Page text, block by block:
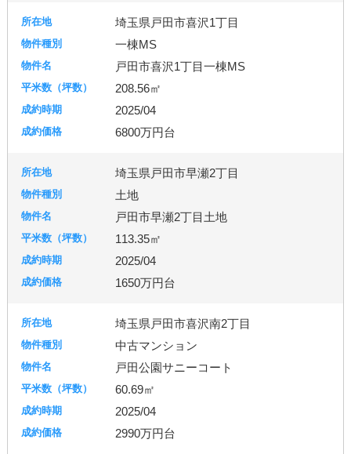
埼玉県戸田市喜沢1丁目
一棟MS
戸田市喜沢1丁目一棟MS
208.56㎡
2025/04
6800万円台
埼玉県戸田市早瀬2丁目
土地
戸田市早瀬2丁目土地
113.35㎡
2025/04
1650万円台
埼玉県戸田市喜沢南2丁目
中古マンション
戸田公園サニーコート
60.69㎡
2025/04
2990万円台